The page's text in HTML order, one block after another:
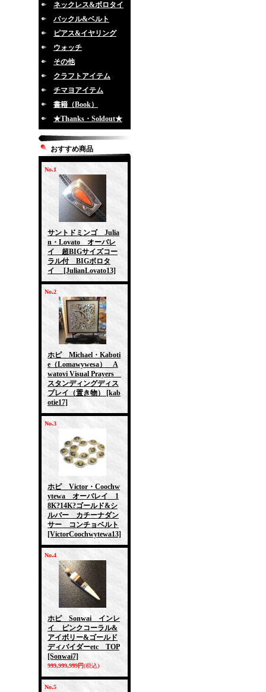
ネックレス&ボロタイ
バックル&ベルト
ピアス&イヤリング
ウォッチ
その他
クラフトアイテム
チマヨアイテム
書籍（Book）
★Thanks・Soldout★
おすすめ商品
No.1
サントドミンゴ Julia
n・Lovato オーバレ
イ 超BIGサイズコー
ラル付 BIGボロタ
イ
[JulianLovato13]
No.2
ホピ Michael・Kaboti
e（Lomawywesa） A
watovi Visual Prayers
スタンディングディス
プレイ（置き物）
[kab
otie17]
No.3
ホピ Victor・Coochw
ytewa オーバレイ 1
8K?14K?ゴールド&シ
ルバー カチーナダン
サー コンチョベルト
[VictorCoochwytewa13]
No.4
ホピ Sonwai インレ
イ ピンクコーラル&
アイボリー&ゴールド
ディバイダーetc TOP
[Sonwai7]
999,999,999円(税込)
No.5